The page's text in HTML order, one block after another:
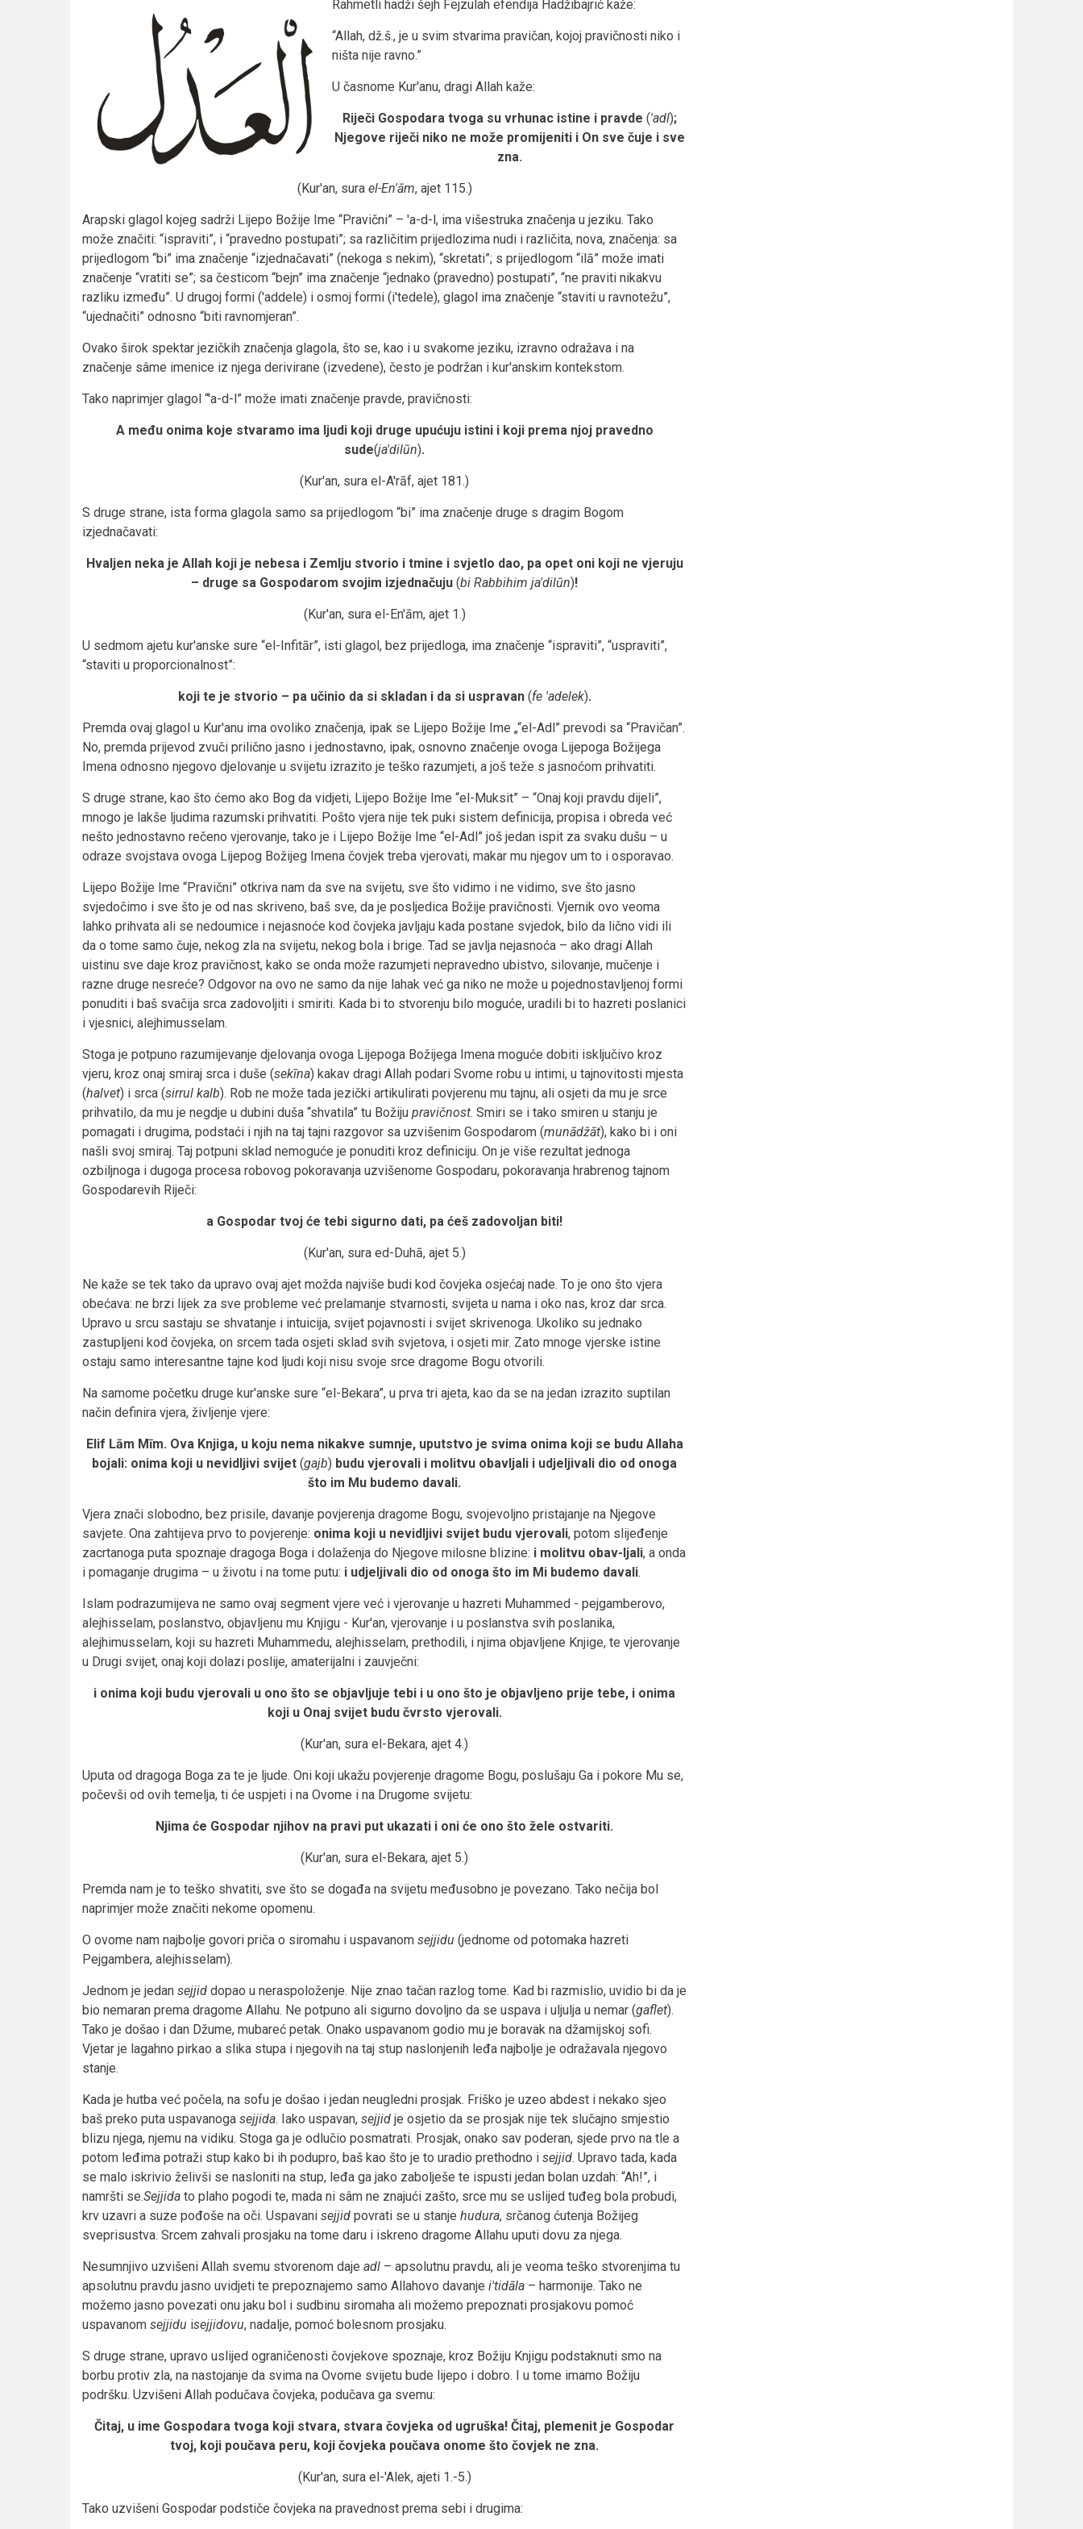
Rahmetli hadži šejh Fejzulah efendija Hadžibajrić kaže:
“Allah, dž.š., je u svim stvarima pravičan, kojoj pravičnosti niko i
ništa nije ravno.”
U časnome Kur'anu, dragi Allah kaže:
Riječi Gospodara tvoga su vrhunac istine i pravde ('adl);
Njegove riječi niko ne može promijeniti i On sve čuje i sve
zna.
(Kur'an, sura el-En'ām, ajet 115.)
Arapski glagol kojeg sadrži Lijepo Božije Ime “Pravični” – 'a-d-l, ima višestruka značenja u jeziku. Tako
može značiti: “ispraviti”, i “pravedno postupati”; sa različitim prijedlozima nudi i različita, nova, značenja: sa
prijedlogom “bi” ima značenje “izjednačavati” (nekoga s nekim), “skretati”; s prijedlogom “ilā” može imati
značenje “vratiti se”; sa česticom “bejn” ima značenje “jednako (pravedno) postupati”, “ne praviti nikakvu
razliku između”. U drugoj formi ('addele) i osmoj formi (i'tedele), glagol ima značenje “staviti u ravnotežu”,
“ujednačiti” odnosno “biti ravnomjeran”.
Ovako širok spektar jezičkih značenja glagola, što se, kao i u svakome jeziku, izravno odražava i na
značenje sâme imenice iz njega derivirane (izvedene), često je podržan i kur'anskim kontekstom.
Tako naprimjer glagol “'a-d-l” može imati značenje pravde, pravičnosti:
A među onima koje stvaramo ima ljudi koji druge upućuju istini i koji prema njoj pravedno
sude(ja'dilūn).
(Kur'an, sura el-A'rāf, ajet 181.)
S druge strane, ista forma glagola samo sa prijedlogom “bi” ima značenje druge s dragim Bogom
izjednačavati:
Hvaljen neka je Allah koji je nebesa i Zemlju stvorio i tmine i svjetlo dao, pa opet oni koji ne vjeruju
– druge sa Gospodarom svojim izjednačuju (bi Rabbihim ja'dilūn)!
(Kur'an, sura el-En'ām, ajet 1.)
U sedmom ajetu kur'anske sure “el-Infitār”, isti glagol, bez prijedloga, ima značenje “ispraviti”, “uspraviti”,
“staviti u proporcionalnost”:
koji te je stvorio – pa učinio da si skladan i da si uspravan(fe 'adelek).
Premda ovaj glagol u Kur'anu ima ovoliko značenja, ipak se Lijepo Božije Ime „“el-Adl” prevodi sa “Pravičan”.
No, premda prijevod zvuči prilično jasno i jednostavno, ipak, osnovno značenje ovoga Lijepoga Božijega
Imena odnosno njegovo djelovanje u svijetu izrazito je teško razumjeti, a još teže s jasnoćom prihvatiti.
S druge strane, kao što ćemo ako Bog da vidjeti, Lijepo Božije Ime “el-Muksit” – “Onaj koji pravdu dijeli”,
mnogo je lakše ljudima razumski prihvatiti. Pošto vjera nije tek puki sistem definicija, propisa i obreda već
nešto jednostavno rečeno vjerovanje, tako je i Lijepo Božije Ime “el-Adl” još jedan ispit za svaku dušu – u
odraze svojstava ovoga Lijepog Božijeg Imena čovjek treba vjerovati, makar mu njegov um to i osporavao.
Lijepo Božije Ime “Pravični” otkriva nam da sve na svijetu, sve što vidimo i ne vidimo, sve što jasno
svjedočimo i sve što je od nas skriveno, baš sve, da je posljedica Božije pravičnosti. Vjernik ovo veoma
lahko prihvata ali se nedoumice i nejasnoće kod čovjeka javljaju kada postane svjedok, bilo da lično vidi ili
da o tome samo čuje, nekog zla na svijetu, nekog bola i brige. Tad se javlja nejasnoća – ako dragi Allah
uistinu sve daje kroz pravičnost, kako se onda može razumjeti nepravedno ubistvo, silovanje, mučenje i
razne druge nesreće? Odgovor na ovo ne samo da nije lahak već ga niko ne može u pojednostavljenoj formi
ponuditi i baš svačija srca zadovoljiti i smiriti. Kada bi to stvorenju bilo moguće, uradili bi to hazreti poslanici
i vjesnici, alejhimusselam.
Stoga je potpuno razumijevanje djelovanja ovoga Lijepoga Božijega Imena moguće dobiti isključivo kroz
vjeru, kroz onaj smiraj srca i duše (sekīna) kakav dragi Allah podari Svome robu u intimi, u tajnovitosti mjesta
(halvet) i srca (sirrul kalb). Rob ne može tada jezički artikulirati povjerenu mu tajnu, ali osjeti da mu je srce
prihvatilo, da mu je negdje u dubini duša “shvatila” tu Božiju pravičnost. Smiri se i tako smiren u stanju je
pomagati i drugima, podstaći i njih na taj tajni razgovor sa uzvišenim Gospodarom (munādžāt), kako bi i oni
našli svoj smiraj. Taj potpuni sklad nemoguće je ponuditi kroz definiciju. On je više rezultat jednoga
ozbiljnoga i dugoga procesa robovog pokoravanja uzvišenome Gospodaru, pokoravanja hrabrenog tajnom
Gospodarevih Riječi:
a Gospodar tvoj će tebi sigurno dati, pa ćeš zadovoljan biti!
(Kur'an, sura ed-Duhā, ajet 5.)
Ne kaže se tek tako da upravo ovaj ajet možda najviše budi kod čovjeka osjećaj nade. To je ono što vjera
obećava: ne brzi lijek za sve probleme već prelamanje stvarnosti, svijeta u nama i oko nas, kroz dar srca.
Upravo u srcu sastaju se shvatanje i intuicija, svijet pojavnosti i svijet skrivenoga. Ukoliko su jednako
zastupljeni kod čovjeka, on srcem tada osjeti sklad svih svjetova, i osjeti mir. Zato mnoge vjerske istine
ostaju samo interesantne tajne kod ljudi koji nisu svoje srce dragome Bogu otvorili.
Na samome početku druge kur'anske sure “el-Bekara”, u prva tri ajeta, kao da se na jedan izrazito suptilan
način definira vjera, življenje vjere:
Elif Lām Mīm. Ova Knjiga, u koju nema nikakve sumnje, uputstvo je svima onima koji se budu Allaha
bojali: onima koji u nevidljivi svijet (gajb) budu vjerovali i molitvu obavljali i udjeljivali dio od onoga
što im Mu budemo davali.
Vjera znači slobodno, bez prisile, davanje povjerenja dragome Bogu, svojevoljno pristajanje na Njegove
savjete. Ona zahtijeva prvo to povjerenje: onima koji u nevidljivi svijet budu vjerovali, potom slijeđenje
zacrtanoga puta spoznaje dragoga Boga i dolaženja do Njegove milosne blizine: i molitvu obav-ljali, a onda
i pomaganje drugima – u životu i na tome putu: i udjeljivali dio od onoga što im Mi budemo davali.
Islam podrazumijeva ne samo ovaj segment vjere već i vjerovanje u hazreti Muhammed - pejgamberovo,
alejhisselam, poslanstvo, objavljenu mu Knjigu - Kur'an, vjerovanje i u poslanstva svih poslanika,
alejhimusselam, koji su hazreti Muhammedu, alejhisselam, prethodili, i njima objavljene Knjige, te vjerovanje
u Drugi svijet, onaj koji dolazi poslije, amaterijalni i zauvječni:
i onima koji budu vjerovali u ono što se objavljuje tebi i u ono što je objavljeno prije tebe, i onima
koji u Onaj svijet budu čvrsto vjerovali.
(Kur'an, sura el-Bekara, ajet 4.)
Uputa od dragoga Boga za te je ljude. Oni koji ukažu povjerenje dragome Bogu, poslušaju Ga i pokore Mu se,
počevši od ovih temelja, ti će uspjeti i na Ovome i na Drugome svijetu:
Njima će Gospodar njihov na pravi put ukazati i oni će ono što žele ostvariti.
(Kur'an, sura el-Bekara, ajet 5.)
Premda nam je to teško shvatiti, sve što se događa na svijetu međusobno je povezano. Tako nečija bol
naprimjer može značiti nekome opomenu.
O ovome nam najbolje govori priča o siromahu i uspavanom sejjidu (jednome od potomaka hazreti
Pejgambera, alejhisselam).
Jednom je jedan sejjid dopao u neraspoloženje. Nije znao tačan razlog tome. Kad bi razmislio, uvidio bi da je
bio nemaran prema dragome Allahu. Ne potpuno ali sigurno dovoljno da se uspava i uljulja u nemar (gaflet).
Tako je došao i dan Džume, mubareć petak. Onako uspavanom godio mu je boravak na džamijskoj sofi.
Vjetar je lagahno pirkao a slika stupa i njegovih na taj stup naslonjenih leđa najbolje je odražavala njegovo
stanje.
Kada je hutba već počela, na sofu je došao i jedan neugledni prosjak. Friško je uzeo abdest i nekako sjeo
baš preko puta uspavanoga sejjida. Iako uspavan, sejjid je osjetio da se prosjak nije tek slučajno smjestio
blizu njega, njemu na vidiku. Stoga ga je odlučio posmatrati. Prosjak, onako sav poderan, sjede prvo na tle a
potom leđima potraži stup kako bi ih podupro, baš kao što je to uradio prethodno i sejjid. Upravo tada, kada
se malo iskrivio želivši se nasloniti na stup, leđa ga jako zabolješe te ispusti jedan bolan uzdah: “Ah!”, i
namršti se.Sejjida to plaho pogodi te, mada ni sâm ne znajući zašto, srce mu se uslijed tuđeg bola probudi,
krv uzavri a suze pođoše na oči. Uspavani sejjid povrati se u stanje hudura, srčanog ćutenja Božijeg
sveprisustva. Srcem zahvali prosjaku na tome daru i iskreno dragome Allahu uputi dovu za njega.
Nesumnjivo uzvišeni Allah svemu stvorenom daje adl – apsolutnu pravdu, ali je veoma teško stvorenjima tu
apsolutnu pravdu jasno uvidjeti te prepoznajemo samo Allahovo davanje i'tidāla – harmonije. Tako ne
možemo jasno povezati onu jaku bol i sudbinu siromaha ali možemo prepoznati prosjakovu pomoć
uspavanom sejjidu isejjidovu, nadalje, pomoć bolesnom prosjaku.
S druge strane, upravo uslijed ograničenosti čovjekove spoznaje, kroz Božiju Knjigu podstaknuti smo na
borbu protiv zla, na nastojanje da svima na Ovome svijetu bude lijepo i dobro. I u tome imamo Božiju
podršku. Uzvišeni Allah podučava čovjeka, podučava ga svemu:
Čitaj, u ime Gospodara tvoga koji stvara, stvara čovjeka od ugruška! Čitaj, plemenit je Gospodar
tvoj, koji poučava peru, koji čovjeka poučava onome što čovjek ne zna.
(Kur'an, sura el-'Alek, ajeti 1.-5.)
Tako uzvišeni Gospodar podstiče čovjeka na pravednost prema sebi i drugima: